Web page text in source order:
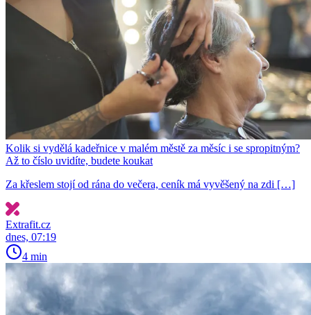
Kolik si vydělá kadeřnice v malém městě za měsíc i se spropitným?
Až to číslo uvidíte, budete koukat
Za křeslem stojí od rána do večera, ceník má vyvěšený na zdi […]
Extrafit.cz
dnes, 07:19
4 min